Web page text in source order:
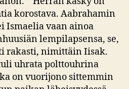
korostava. Aabrahamin
Ismaelia vaan ainoa
lempilapsensa, se,
rakasti, nimittäin Iisak.
uhrata polttouhrina
on vuorijono sittemmin